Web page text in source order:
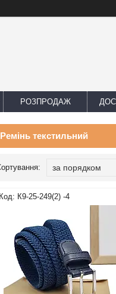
РОЗПРОДАЖ
Ремінь текстильний
К9-25-249(2) -4